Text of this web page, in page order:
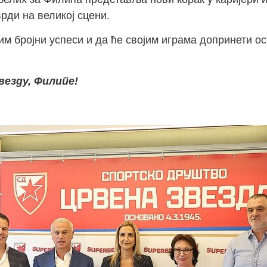
на великој сцени.
бројни успеси и да ће својим играма допринети
Филипе!